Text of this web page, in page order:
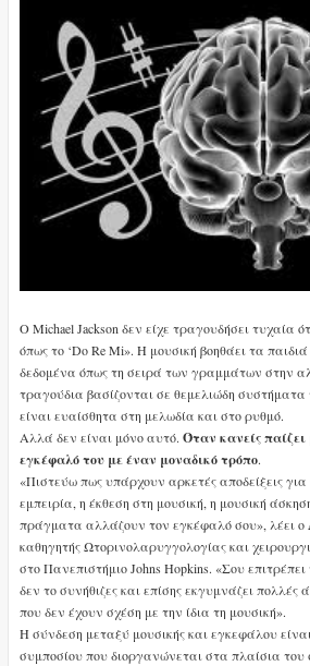
Ο Michael Jackson δεν είχε τραγουδήσει τυχαία
όπως το ‘Do Re Mi». Η μουσική βοηθάει τα
δεδομένα όπως τη σειρά των γραμμάτων στην
τραγούδια βασίζονται σε θεμελιώδη
είναι ευαίσθητα στη μελωδία και στο ρυθμό.
Αλλά δεν είναι μόνο αυτό. Όταν κανείς
εγκέφαλό του με έναν μοναδικό τρόπο.
«Πιστεύω πως υπάρχουν αρκετές αποδείξεις
εμπειρία, η έκθεση στη μουσική, η μουσική
πράγματα αλλάζουν τον εγκέφαλό σου», λέει ο
καθηγητής Ωτορινολαρυγγολογίας και
στο Πανεπιστήμιο Johns Hopkins. «Σου
δεν το συνήθιζες και επίσης εκγυμνάζει πολλές
που δεν έχουν σχέση με την ίδια τη μουσική».
Η σύνδεση μεταξύ μουσικής και εγκεφάλου
συμποσίου που διοργανώνεται στα πλαίσια του